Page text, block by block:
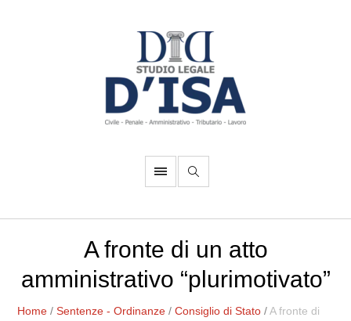
A fronte di un atto
amministrativo “plurimotivato”
Home /Sentenze - Ordinanze /Consiglio di Stato /A fronte di